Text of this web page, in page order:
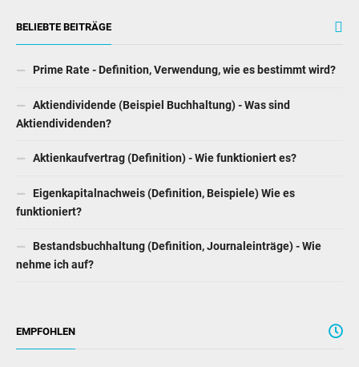
BELIEBTE BEITRÄGE
Prime Rate - Definition, Verwendung, wie es bestimmt wird?
Aktiendividende (Beispiel Buchhaltung) - Was sind
Aktiendividenden?
Aktienkaufvertrag (Definition) - Wie funktioniert es?
Eigenkapitalnachweis (Definition, Beispiele) Wie es
funktioniert?
Bestandsbuchhaltung (Definition, Journaleinträge) - Wie
nehme ich auf?
EMPFOHLEN